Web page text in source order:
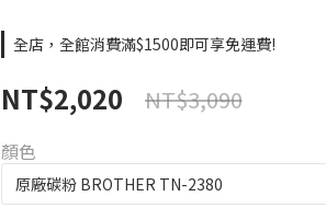
全店，全館消費滿$1500即可享免運費!
NT$2,020 NT$3,090
顏色